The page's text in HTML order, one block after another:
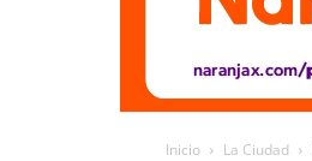
Inicio La Ciudad